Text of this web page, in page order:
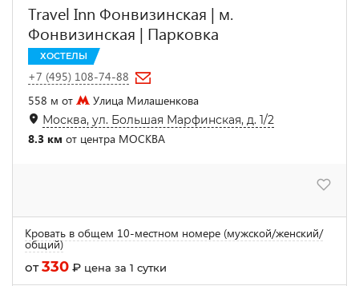
Travel Inn Фонвизинская | м.
Фонвизинская | Парковка
ХОСТЕЛЫ
+7 (495) 108-74-88
558 м от
Улица Милашенкова
Москва, ул. Большая Марфинская, д. 1/2
8.3 км от центра МОСКВА
Кровать в общем 10-местном номере (мужской/женский/
общий)
от330 ₽ цена за 1 сутки